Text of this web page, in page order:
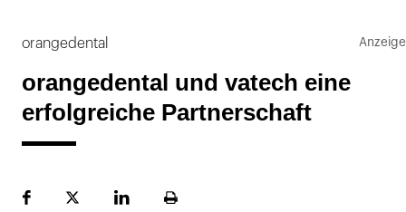
orangedental
orangedental und vatech eine
erfolgreiche Partnerschaft
FacebookPlattformLinekdInSeite